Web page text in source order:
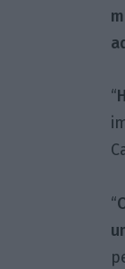
“
“